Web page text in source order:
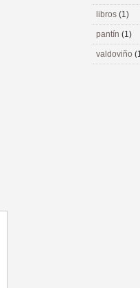
libros (1)
pantín (1)
valdoviño